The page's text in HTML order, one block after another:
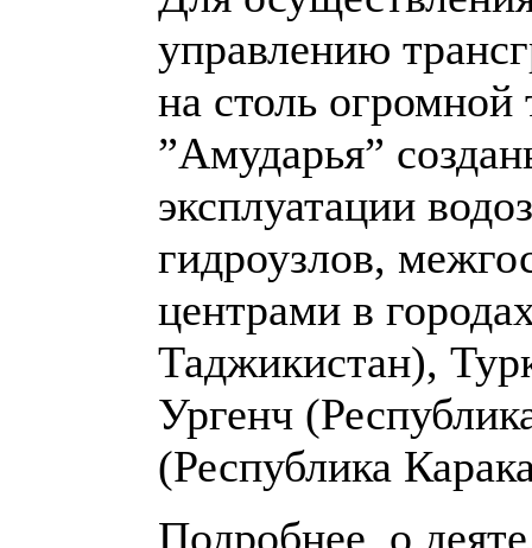
управлению
на столь
”Амударья”
эксплуатации
гидроузлов,
центрами в
Таджикистан),
Ургенч
(Республика
Подробнее о